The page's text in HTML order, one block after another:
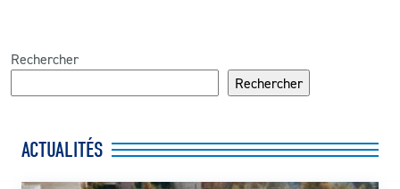
Rechercher
Rechercher
ACTUALITÉS